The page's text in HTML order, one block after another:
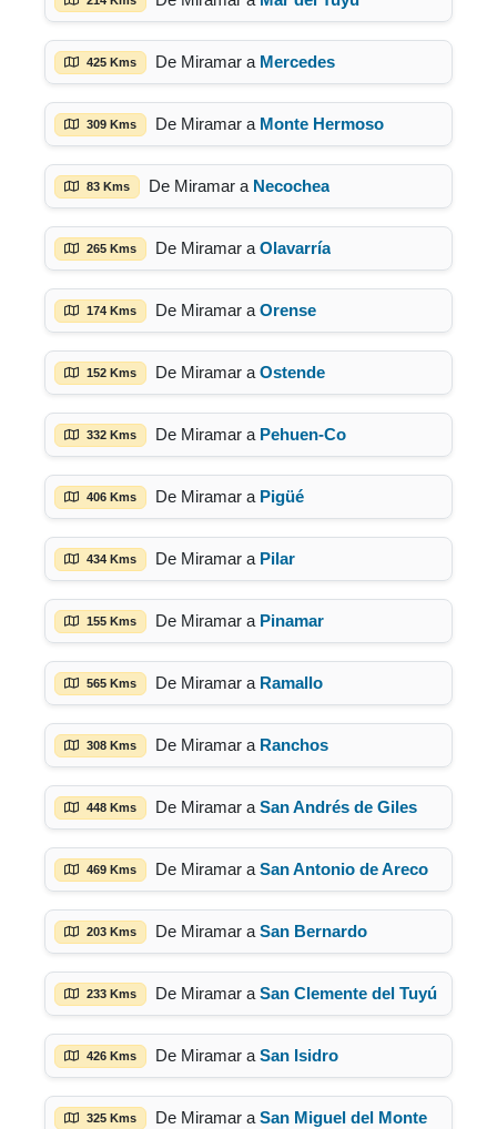
425 Kms De Miramar a Mercedes
309 Kms De Miramar a Monte Hermoso
83 Kms De Miramar a Necochea
265 Kms De Miramar a Olavarría
174 Kms De Miramar a Orense
152 Kms De Miramar a Ostende
332 Kms De Miramar a Pehuen-Co
406 Kms De Miramar a Pigüé
434 Kms De Miramar a Pilar
155 Kms De Miramar a Pinamar
565 Kms De Miramar a Ramallo
308 Kms De Miramar a Ranchos
448 Kms De Miramar a San Andrés de Giles
469 Kms De Miramar a San Antonio de Areco
203 Kms De Miramar a San Bernardo
233 Kms De Miramar a San Clemente del Tuyú
426 Kms De Miramar a San Isidro
325 Kms De Miramar a San Miguel del Monte